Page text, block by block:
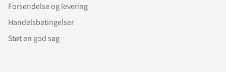
Forsendelse og levering
Handelsbetingelser
Støt en god sag